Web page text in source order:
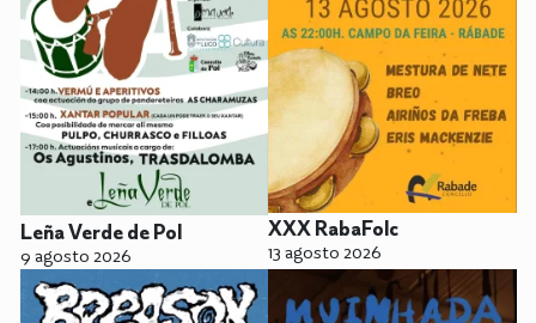
Leña Verde de Pol
9 agosto 2026
XXX RabaFolc
13 agosto 2026